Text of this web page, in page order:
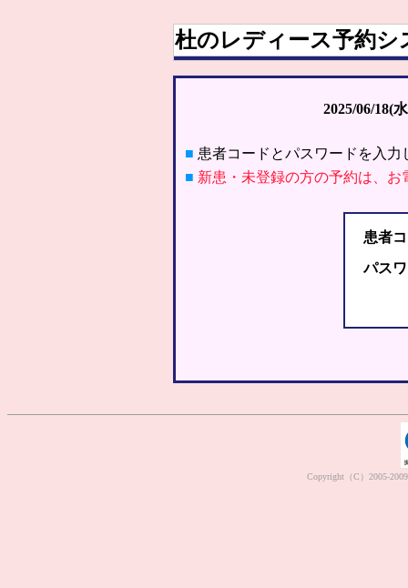
杜のレディース予約シ
2025/06/18(
■ 患者コードとパスワードを入
■ 新患・未登録の方の予約は、
患者
パス
Copyright（C）2005-